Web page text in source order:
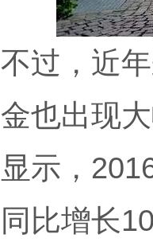
不过，近
金也出现
显示，
同比增长